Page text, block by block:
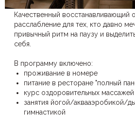
Качественный восстанавливающий
расслабление для тех, кто давно
привычный ритм на паузу и
себя.
В программу включено:
проживание в номере
питание в ресторане "полный
курс оздоровительных
занятия йогой/аквааэробикой/
гимнастикой